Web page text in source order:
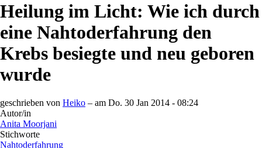
Heilung im Licht: Wie ich durch
eine Nahtoderfahrung den
Krebs besiegte und neu geboren
wurde
geschrieben von Heiko – am Do. 30 Jan 2014 - 08:24
Autor/in
Anita Moorjani
Stichworte
Nahtoderfahrung